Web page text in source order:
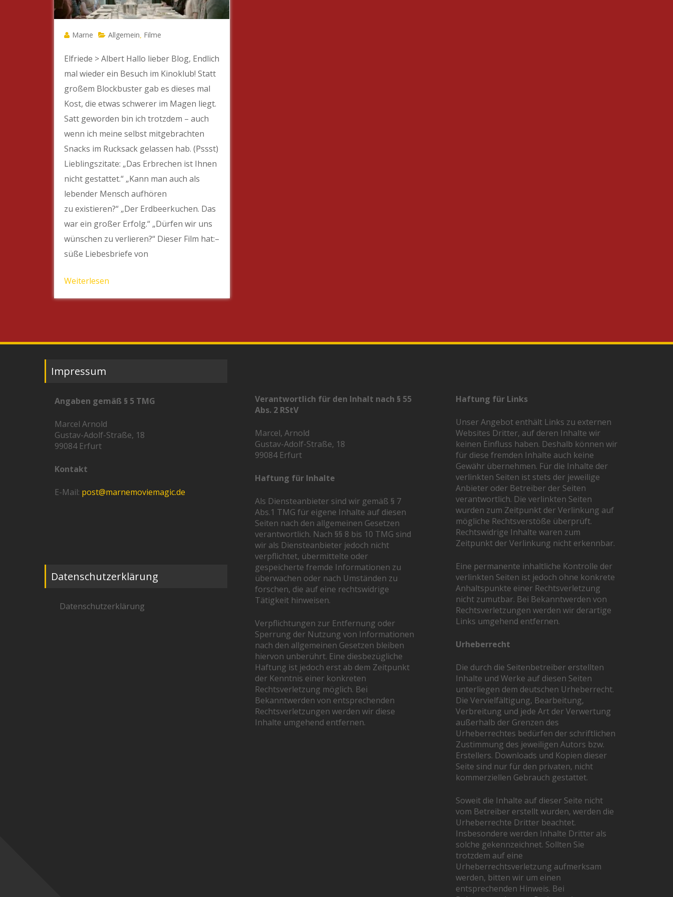
Marne Allgemein Filme
Elfriede > Albert Hallo lieber Blog, Endlich
mal wieder ein Besuch im Kinoklub! Statt
großem Blockbuster gab es dieses mal
Kost, die etwas schwerer im Magen liegt.
Satt geworden bin ich trotzdem – auch
wenn ich meine selbst mitgebrachten
Snacks im Rucksack gelassen hab. (Pssst)
Lieblingszitate: „Das Erbrechen ist Ihnen
nicht gestattet.“ „Kann man auch als
lebender Mensch aufhören
zu existieren?“ „Der Erdbeerkuchen. Das
war ein großer Erfolg.“ „Dürfen wir uns
wünschen zu verlieren?“ Dieser Film hat:–
süße Liebesbriefe von
Weiterlesen
Impressum
Angaben gemäß § 5 TMG
Marcel Arnold
Gustav-Adolf-Straße, 18
99084 Erfurt
Kontakt
E-Mail: post@marnemoviemagic.de
Datenschutzerklärung
Datenschutzerklärung
Verantwortlich für den Inhalt nach § 55
Abs. 2 RStV
Marcel, Arnold
Gustav-Adolf-Straße, 18
99084 Erfurt
Haftung für Inhalte
Als Diensteanbieter sind wir gemäß § 7
Abs.1 TMG für eigene Inhalte auf diesen
Seiten nach den allgemeinen Gesetzen
verantwortlich. Nach §§ 8 bis 10 TMG sind
wir als Diensteanbieter jedoch nicht
verpflichtet, übermittelte oder
gespeicherte fremde Informationen zu
überwachen oder nach Umständen zu
forschen, die auf eine rechtswidrige
Tätigkeit hinweisen.
Verpflichtungen zur Entfernung oder
Sperrung der Nutzung von Informationen
nach den allgemeinen Gesetzen bleiben
hiervon unberührt. Eine diesbezügliche
Haftung ist jedoch erst ab dem Zeitpunkt
der Kenntnis einer konkreten
Rechtsverletzung möglich. Bei
Bekanntwerden von entsprechenden
Rechtsverletzungen werden wir diese
Inhalte umgehend entfernen.
Haftung für Links
Unser Angebot enthält Links zu externen
Websites Dritter, auf deren Inhalte wir
keinen Einfluss haben. Deshalb können wir
für diese fremden Inhalte auch keine
Gewähr übernehmen. Für die Inhalte der
verlinkten Seiten ist stets der jeweilige
Anbieter oder Betreiber der Seiten
verantwortlich. Die verlinkten Seiten
wurden zum Zeitpunkt der Verlinkung auf
mögliche Rechtsverstöße überprüft.
Rechtswidrige Inhalte waren zum
Zeitpunkt der Verlinkung nicht erkennbar.
Eine permanente inhaltliche Kontrolle der
verlinkten Seiten ist jedoch ohne konkrete
Anhaltspunkte einer Rechtsverletzung
nicht zumutbar. Bei Bekanntwerden von
Rechtsverletzungen werden wir derartige
Links umgehend entfernen.
Urheberrecht
Die durch die Seitenbetreiber erstellten
Inhalte und Werke auf diesen Seiten
unterliegen dem deutschen Urheberrecht.
Die Vervielfältigung, Bearbeitung,
Verbreitung und jede Art der Verwertung
außerhalb der Grenzen des
Urheberrechtes bedürfen der schriftlichen
Zustimmung des jeweiligen Autors bzw.
Erstellers. Downloads und Kopien dieser
Seite sind nur für den privaten, nicht
kommerziellen Gebrauch gestattet.
Soweit die Inhalte auf dieser Seite nicht
vom Betreiber erstellt wurden, werden die
Urheberrechte Dritter beachtet.
Insbesondere werden Inhalte Dritter als
solche gekennzeichnet. Sollten Sie
trotzdem auf eine
Urheberrechtsverletzung aufmerksam
werden, bitten wir um einen
entsprechenden Hinweis. Bei